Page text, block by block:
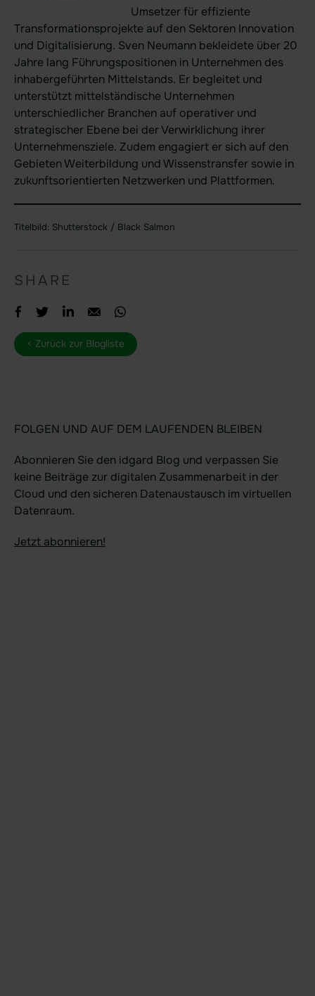
Umsetzer für effiziente
Transformationsprojekte auf den Sektoren Innovation
und Digitalisierung. Sven Neumann bekleidete über 20
Jahre lang Führungspositionen in Unternehmen des
inhabergeführten Mittelstands. Er begleitet und
unterstützt mittelständische Unternehmen
unterschiedlicher Branchen auf operativer und
strategischer Ebene bei der Verwirklichung ihrer
Unternehmensziele. Zudem engagiert er sich auf den
Gebieten Weiterbildung und Wissenstransfer sowie in
zukunftsorientierten Netzwerken und Plattformen.
Titelbild: Shutterstock / Black Salmon
SHARE
< Zurück zur Blogliste
FOLGEN UND AUF DEM LAUFENDEN BLEIBEN
Abonnieren Sie den idgard Blog und verpassen Sie
keine Beiträge zur digitalen Zusammenarbeit in der
Cloud und den sicheren Datenaustausch im virtuellen
Datenraum.
Jetzt abonnieren!